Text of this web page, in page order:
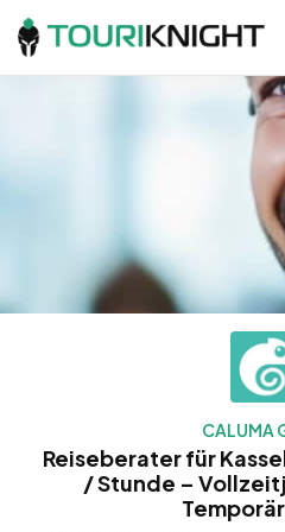
CALUMA
Reiseberater für
/ Stunde –